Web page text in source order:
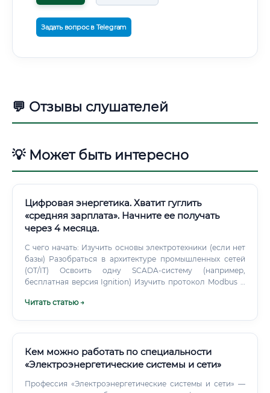
Задать вопрос в Telegram
💬 Отзывы слушателей
💡 Может быть интересно
Цифровая энергетика. Хватит гуглить
«средняя зарплата». Начните ее получать
через 4 месяца.
С чего начать: Изучить основы электротехники (если нет
базы) Разобраться в архитектуре промышленных сетей
(OT/IT) Освоить одну SCADA-систему (например,
бесплатная версия Ignition) Изучить протокол Modbus и
небольшой проект — например, систему мониторинга
«Нетология», «Яндекс Практикум» — ищите направления
АСУ ТП / промышленная автоматизация / цифровая
Schneider Electric, Siemens, ABB ✅ Программы повышения
Читать статью →
Кем можно работать по специальности
«Электроэнергетические системы и сети»
Профессия «Электроэнергетические системы и сети» —